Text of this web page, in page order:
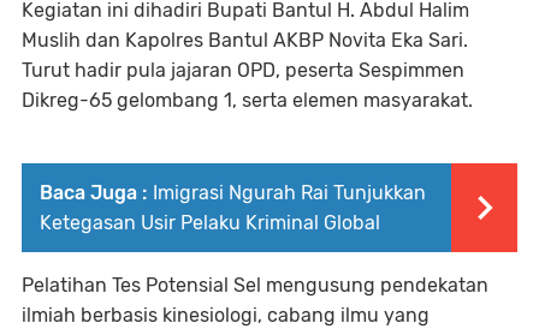
Kegiatan ini dihadiri Bupati Bantul H. Abdul Halim
Muslih dan Kapolres Bantul AKBP Novita Eka Sari.
Turut hadir pula jajaran OPD, peserta Sespimmen
Dikreg-65 gelombang 1, serta elemen masyarakat.
Baca Juga : Imigrasi Ngurah Rai Tunjukkan
Ketegasan Usir Pelaku Kriminal Global
Pelatihan Tes Potensial Sel mengusung pendekatan
ilmiah berbasis kinesiologi, cabang ilmu yang